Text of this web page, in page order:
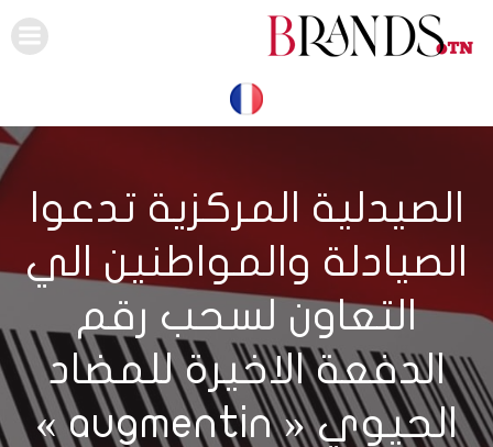
الصيدلية المركزية تدعوا
الصيادلة والمواطنين الي
التعاون لسحب رقم
الدفعة الاخيرة للمضاد
الحيوي « augmentin »